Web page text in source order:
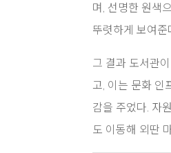
며, 선명한 원색
뚜렷하게 보여준
그 결과 도서관
고, 이는 문화 인
감을 주었다. 자
도 이동해 외딴